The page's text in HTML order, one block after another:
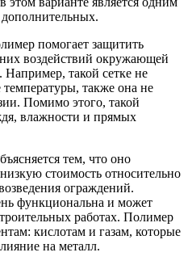
помогает защитить
воздействий окружающей
такой сетке не
также она не
Помимо этого, такой
влажности и прямых
тем, что оно
стоимость относительно
ограждений.
функциональна и может
работах. Полимер
кислотам и газам, которые
на металл.